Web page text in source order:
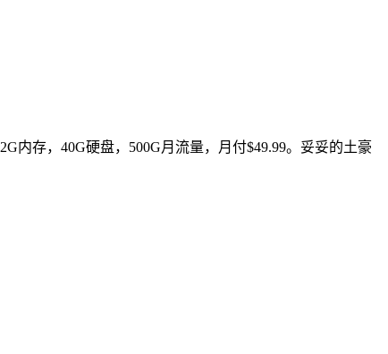
内存，40G硬盘，500G月流量，月付$49.99。妥妥的土豪